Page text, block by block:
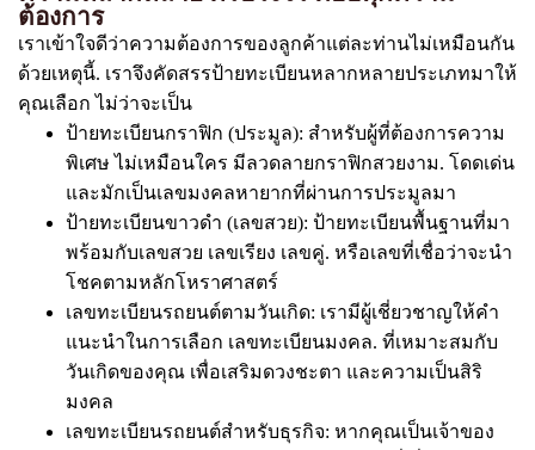
ต้องการ
เราเข้าใจดีว่าความต้องการของลูกค้าแต่ละท่านไม่เหมือนกัน
ด้วยเหตุนี้. เราจึงคัดสรรป้ายทะเบียนหลากหลายประเภทมาให้
คุณเลือก ไม่ว่าจะเป็น
ป้ายทะเบียนกราฟิก (ประมูล): สำหรับผู้ที่ต้องการความ
พิเศษ ไม่เหมือนใคร มีลวดลายกราฟิกสวยงาม. โดดเด่น
และมักเป็นเลขมงคลหายากที่ผ่านการประมูลมา
ป้ายทะเบียนขาวดำ (เลขสวย): ป้ายทะเบียนพื้นฐานที่มา
พร้อมกับเลขสวย เลขเรียง เลขคู่. หรือเลขที่เชื่อว่าจะนำ
โชคตามหลักโหราศาสตร์
เลขทะเบียนรถยนต์ตามวันเกิด: เรามีผู้เชี่ยวชาญให้คำ
แนะนำในการเลือก เลขทะเบียนมงคล. ที่เหมาะสมกับ
วันเกิดของคุณ เพื่อเสริมดวงชะตา และความเป็นสิริ
มงคล
เลขทะเบียนรถยนต์สำหรับธุรกิจ: หากคุณเป็นเจ้าของ